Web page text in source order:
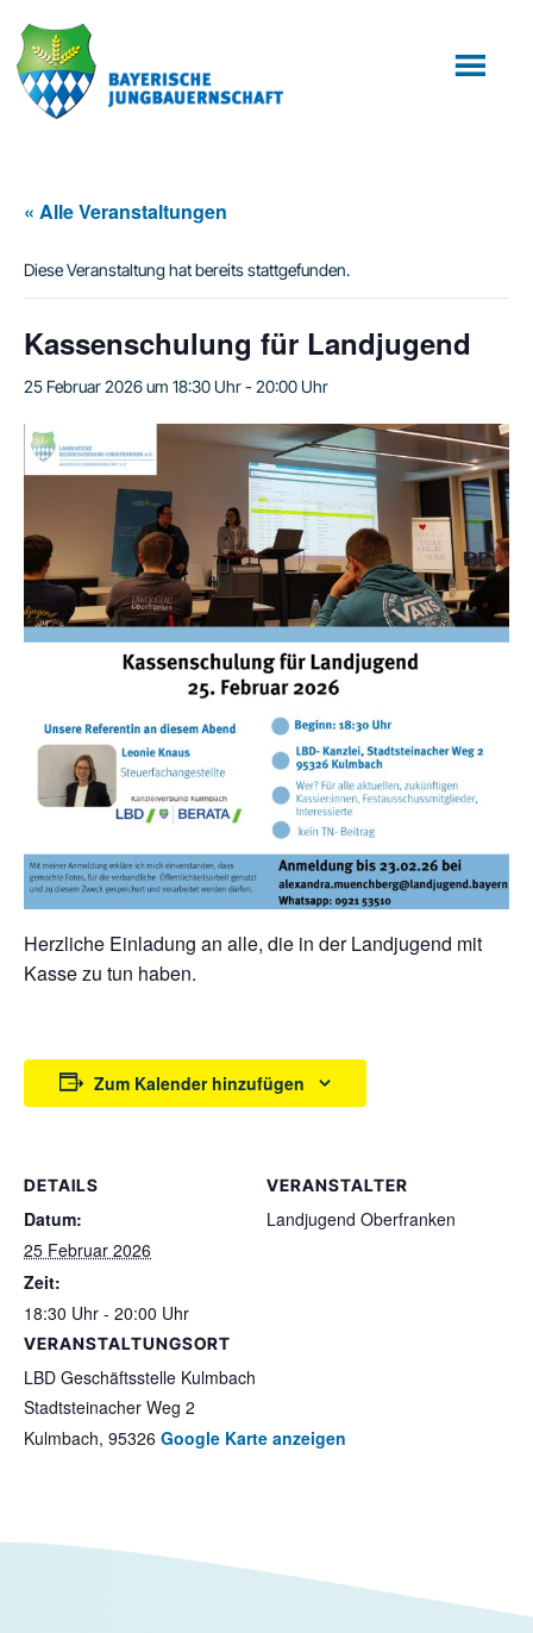
Inhalt
springen
Fußzeile
springen
« Alle Veranstaltungen
Diese Veranstaltung hat bereits stattgefunden.
Kassenschulung für Landjugend
25 Februar 2026 um 18:30 Uhr-20:00 Uhr
Herzliche Einladung an alle, die in der Landjugend mit
Kasse zu tun haben.
Zum Kalender hinzufügen
DETAILS
Datum:
25 Februar 2026
Zeit:
18:30 Uhr - 20:00 Uhr
VERANSTALTUNGSORT
LBD Geschäftsstelle Kulmbach
Stadtsteinacher Weg 2
Kulmbach, 95326 Google Karte anzeigen
VERANSTALTER
Landjugend Oberfranken